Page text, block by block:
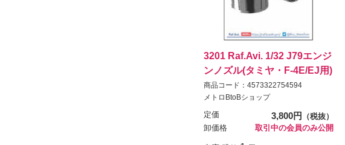
3201 Raf.Avi. 1/32 J79エンジ
ンノズル(タミヤ・F-4E/EJ用)
商品コード：4573322754594
メトロBtoBショップ
定価 3,800円
（税抜）
卸価格
取引中の会員のみ公開